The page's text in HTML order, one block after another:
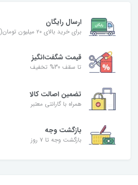
ارسال رایگان
برای خرید بالای ۲۰ میلیون تومان(بغیر از آکواریوم)
قیمت شگفت‌انگیز
تا سقف 30% تخفیف
تضمین اصالت کالا
همراه با گارانتی معتبر
بازگشت وجه
بازگشت وجه تا ۷ روز